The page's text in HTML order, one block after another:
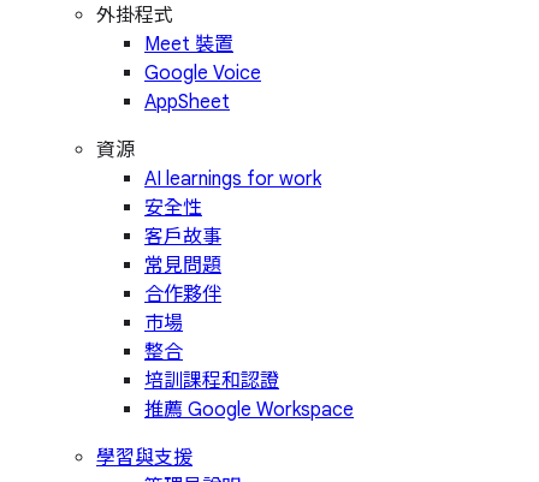
外掛程式
Meet 裝置
Google Voice
AppSheet
資源
AI learnings for work
安全性
客戶故事
常見問題
合作夥伴
市場
整合
培訓課程和認證
推薦 Google Workspace
學習與支援